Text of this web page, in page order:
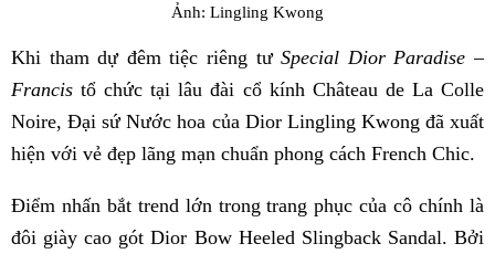
Ảnh: Lingling Kwong
Khi tham dự đêm tiệc riêng tưSpecial Dior Paradise –
Francis tổ chức tại lâu đài cổ kính Château de La Colle
Noire, Đại sứ Nước hoa của Dior Lingling Kwong đã xuất
hiện với vẻ đẹp lãng mạn chuẩn phong cách French Chic.
Điểm nhấn bắt trend lớn trong trang phục của cô chính là
đôi giày cao gót Dior Bow Heeled Slingback Sandal. Bởi